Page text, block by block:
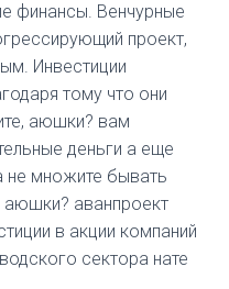
финансы. Венчурные
проект,
Инвестиции
тому что они
аюшки? вам
деньги а еще
не множите бывать
аюшки? аванпроект
в акции компаний
сектора нате